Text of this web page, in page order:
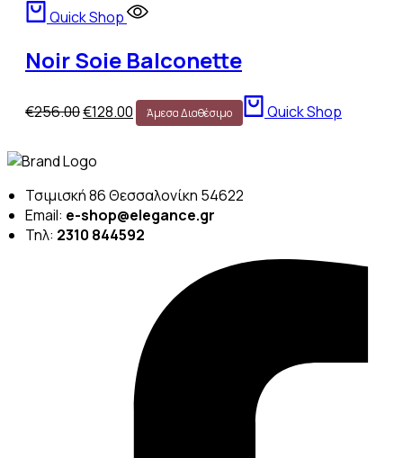
είναι:
€35.10.
Quick Shop
Noir Soie Balconette
€256.00 Original
price
€256.00.
€128.00Η
τρέχουσα
Άμεσα Διαθέσιμο Quick Shop
Τσιμισκή 86 Θεσσαλονίκη 54622
Email: e-shop@elegance.gr
Τηλ: 2310 844592